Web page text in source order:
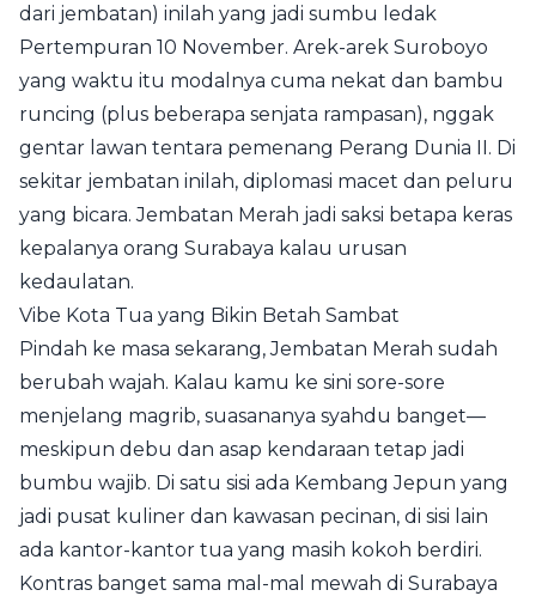
dari jembatan) inilah yang jadi sumbu ledak
Pertempuran 10 November. Arek-arek Suroboyo
yang waktu itu modalnya cuma nekat dan bambu
runcing (plus beberapa senjata rampasan), nggak
gentar lawan tentara pemenang Perang Dunia II. Di
sekitar jembatan inilah, diplomasi macet dan peluru
yang bicara. Jembatan Merah jadi saksi betapa keras
kepalanya orang Surabaya kalau urusan
kedaulatan.
Vibe Kota Tua yang Bikin Betah Sambat
Pindah ke masa sekarang, Jembatan Merah sudah
berubah wajah. Kalau kamu ke sini sore-sore
menjelang magrib, suasananya syahdu banget—
meskipun debu dan asap kendaraan tetap jadi
bumbu wajib. Di satu sisi ada Kembang Jepun yang
jadi pusat kuliner dan kawasan pecinan, di sisi lain
ada kantor-kantor tua yang masih kokoh berdiri.
Kontras banget sama mal-mal mewah di Surabaya